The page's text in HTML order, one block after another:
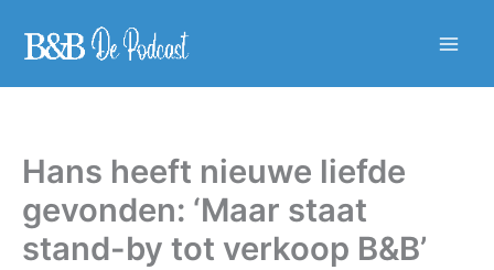
naar
inhoud
Hans heeft nieuwe liefde
gevonden: ‘Maar staat
stand-by tot verkoop B&B’